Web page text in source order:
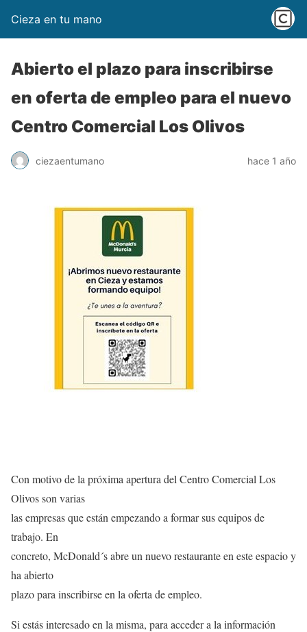
Cieza en tu mano
Abierto el plazo para inscribirse
en oferta de empleo para el nuevo
Centro Comercial Los Olivos
ciezaentumano hace 1 año
Con motivo de la próxima apertura del Centro Comercial Los
Olivos son varias
las empresas que están empezando a formar sus equipos de
trabajo. En
concreto, McDonald´s abre un nuevo restaurante en este espacio y
ha abierto
plazo para inscribirse en la oferta de empleo.
Si estás interesado en la misma, para acceder a la información